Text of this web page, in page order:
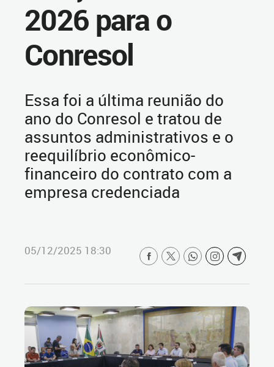
2026 para o
Conresol
Essa foi a última reunião do
ano do Conresol e tratou de
assuntos administrativos e o
reequilíbrio econômico-
financeiro do contrato com a
empresa credenciada
05/12/2025 18:30